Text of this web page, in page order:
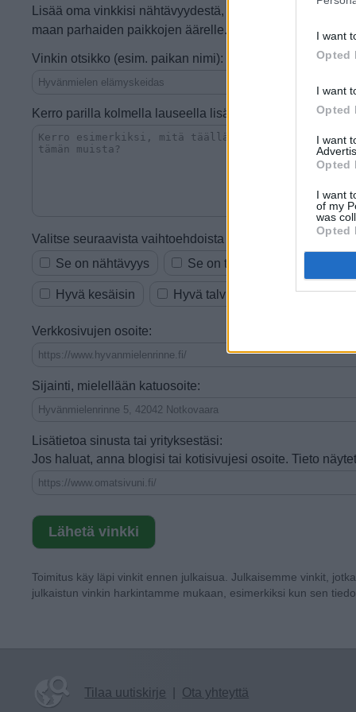
I want
Opted
I want
Opted
I want
Opted
I want
of my
was
Opted
Lisää oma vinkkisi nähtävyydestä, kaupasta,
maan parhaiden paikkojen äärelle.
Vinkin otsikko (esim. paikan nimi):
Kerro parilla kolmella lauseella lisää:
Valitse seuraavista vaihtoehdoista ne, jotka sopivat
Se on nähtävyys
Se on tekemistä tai ajanvietettä
Hyvä kesäisin Hyvä talvisin Vauhdikas
Verkkosivujen osoite:
Sijainti, mielellään katuosoite:
Lisätietoa sinusta tai yrityksestäsi:
Jos haluat, anna blogisi tai kotisivujesi osoite. Tieto
Toimitus käy läpi vinkit ennen julkaisua. Julkaisemme vinkit,
julkaistun vinkin harkintamme mukaan, esimerkiksi kun sen
Tilaa uutiskirje Ota yhteyttä